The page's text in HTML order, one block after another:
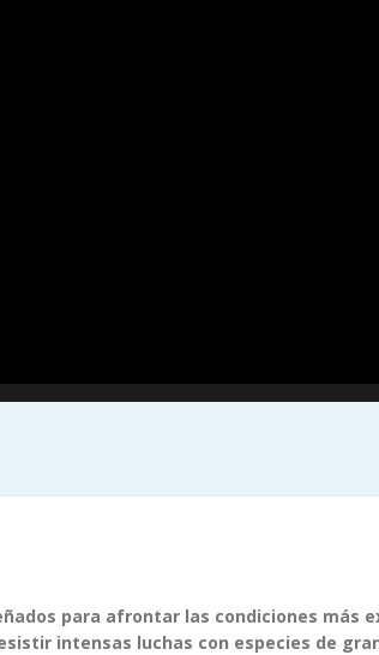
para afrontar las condiciones más
intensas luchas con especies de